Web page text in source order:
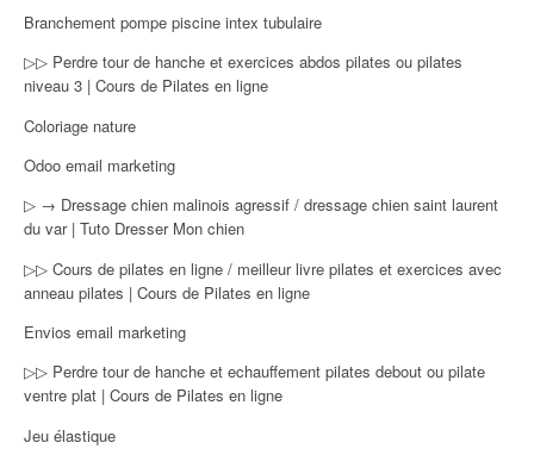
Branchement pompe piscine intex tubulaire
▷▷ Perdre tour de hanche et exercices abdos pilates ou pilates
niveau 3 | Cours de Pilates en ligne
Coloriage nature
Odoo email marketing
▷ → Dressage chien malinois agressif / dressage chien saint laurent
du var | Tuto Dresser Mon chien
▷▷ Cours de pilates en ligne / meilleur livre pilates et exercices avec
anneau pilates | Cours de Pilates en ligne
Envios email marketing
▷▷ Perdre tour de hanche et echauffement pilates debout ou pilate
ventre plat | Cours de Pilates en ligne
Jeu élastique